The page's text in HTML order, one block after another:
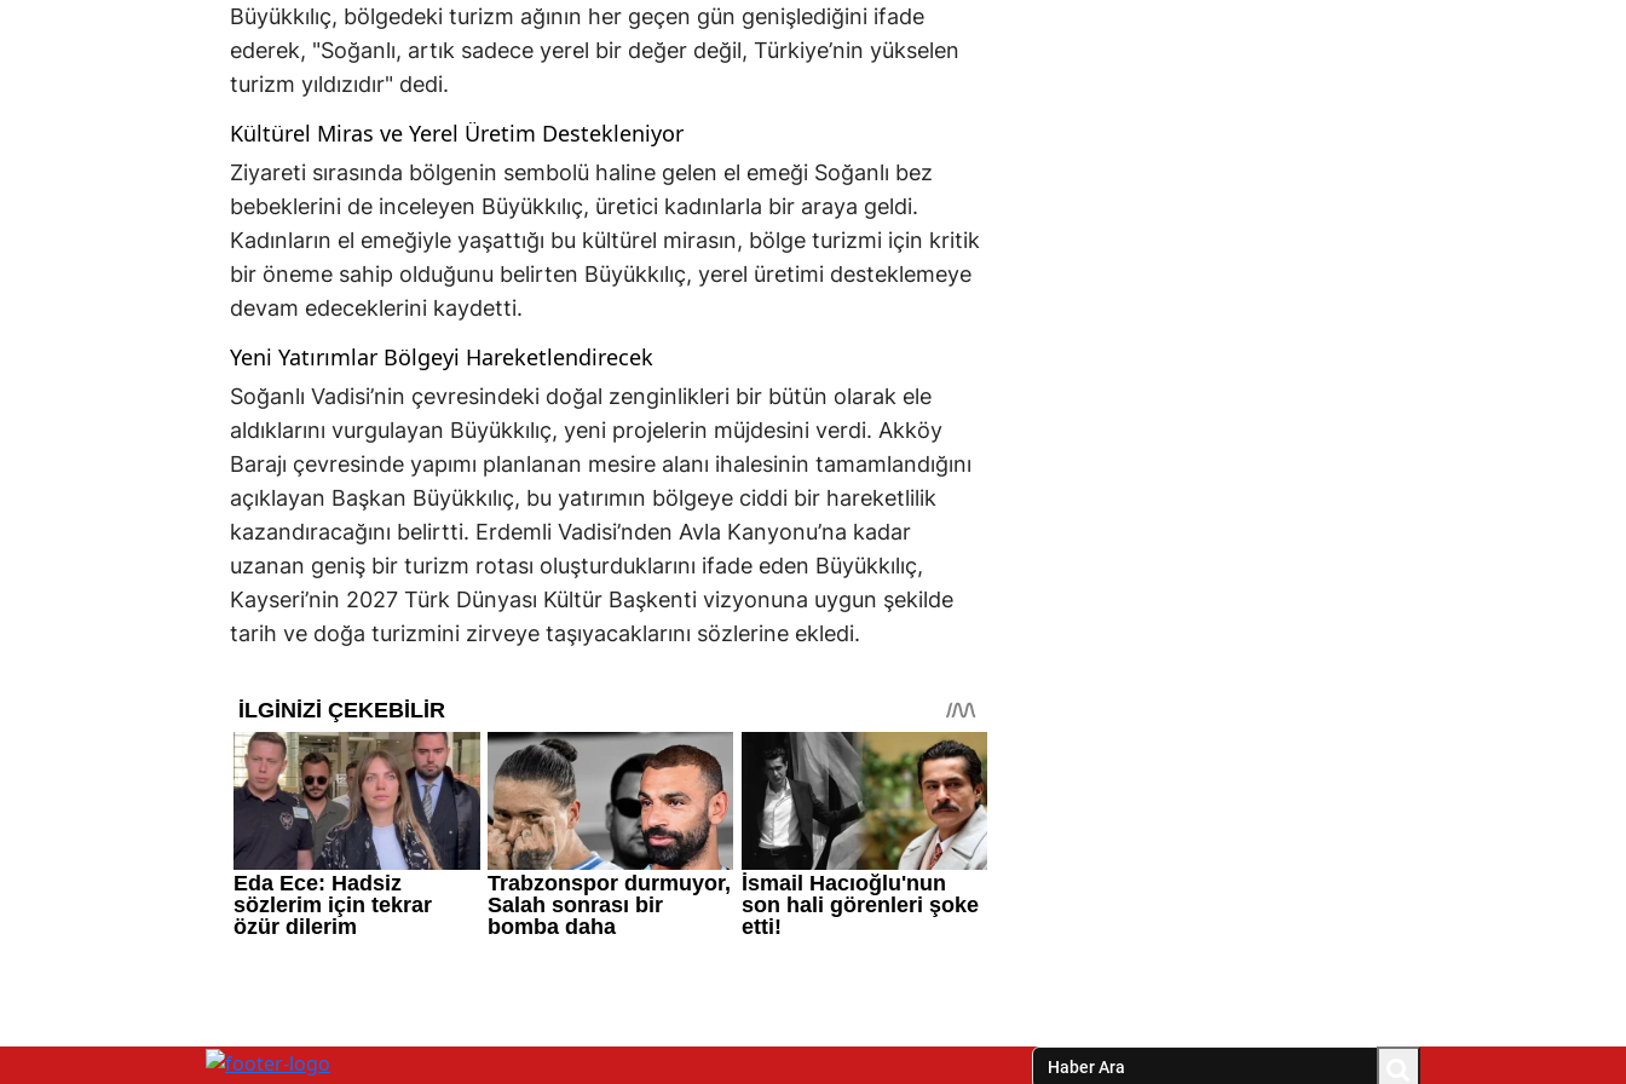
Büyükkılıç, bölgedeki turizm ağının her geçen gün genişlediğini ifade
ederek, "Soğanlı, artık sadece yerel bir değer değil, Türkiye’nin yükselen
turizm yıldızıdır" dedi.
Kültürel Miras ve Yerel Üretim Destekleniyor
Ziyareti sırasında bölgenin sembolü haline gelen el emeği Soğanlı bez
bebeklerini de inceleyen Büyükkılıç, üretici kadınlarla bir araya geldi.
Kadınların el emeğiyle yaşattığı bu kültürel mirasın, bölge turizmi için kritik
bir öneme sahip olduğunu belirten Büyükkılıç, yerel üretimi desteklemeye
devam edeceklerini kaydetti.
Yeni Yatırımlar Bölgeyi Hareketlendirecek
Soğanlı Vadisi’nin çevresindeki doğal zenginlikleri bir bütün olarak ele
aldıklarını vurgulayan Büyükkılıç, yeni projelerin müjdesini verdi. Akköy
Barajı çevresinde yapımı planlanan mesire alanı ihalesinin tamamlandığını
açıklayan Başkan Büyükkılıç, bu yatırımın bölgeye ciddi bir hareketlilik
kazandıracağını belirtti. Erdemli Vadisi’nden Avla Kanyonu’na kadar
uzanan geniş bir turizm rotası oluşturduklarını ifade eden Büyükkılıç,
Kayseri’nin 2027 Türk Dünyası Kültür Başkenti vizyonuna uygun şekilde
tarih ve doğa turizmini zirveye taşıyacaklarını sözlerine ekledi.